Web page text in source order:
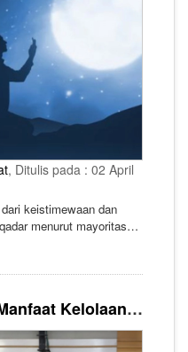
, Ditulis pada : 02 April
keistimewaan dan
menurut mayoritas
Lailatul qadar
malam. Di malam itu,
Allah akan dikabulkan.
BPKH Bukukan Nilai Manfaat Kelolaan Dana Haji Rp10,91 Triliun pada Februari 2024